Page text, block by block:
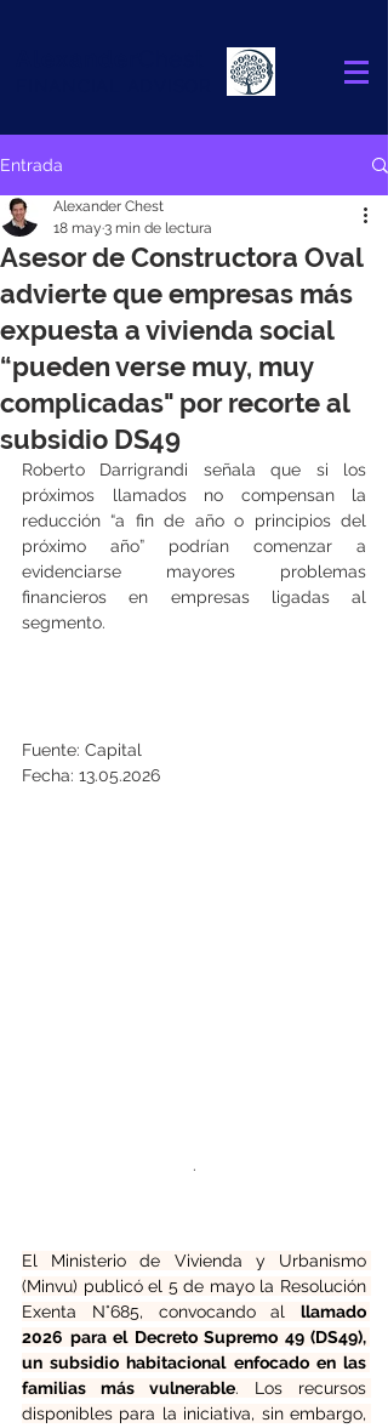
Entrada
Asesor de Constructora Oval
advierte que empresas más
expuesta a vivienda social
“pueden verse muy, muy
complicadas" por recorte al
subsidio DS49
Alexander Chest
18 may 3 min de lectura
Roberto Darrigrandi señala que si los
próximos llamados no compensan la
reducción “a fin de año o principios del
próximo año” podrían comenzar a
evidenciarse mayores problemas
financieros en empresas ligadas al
segmento.
Fuente: Capital
Fecha: 13.05.2026
.
El Ministerio de Vivienda y Urbanismo
(Minvu) publicó el 5 de mayo la Resolución
Exenta N°685, convocando al llamado
2026 para el Decreto Supremo 49 (DS49),
un subsidio habitacional enfocado en las
familias más vulnerable. Los recursos
disponibles para la iniciativa, sin embargo,